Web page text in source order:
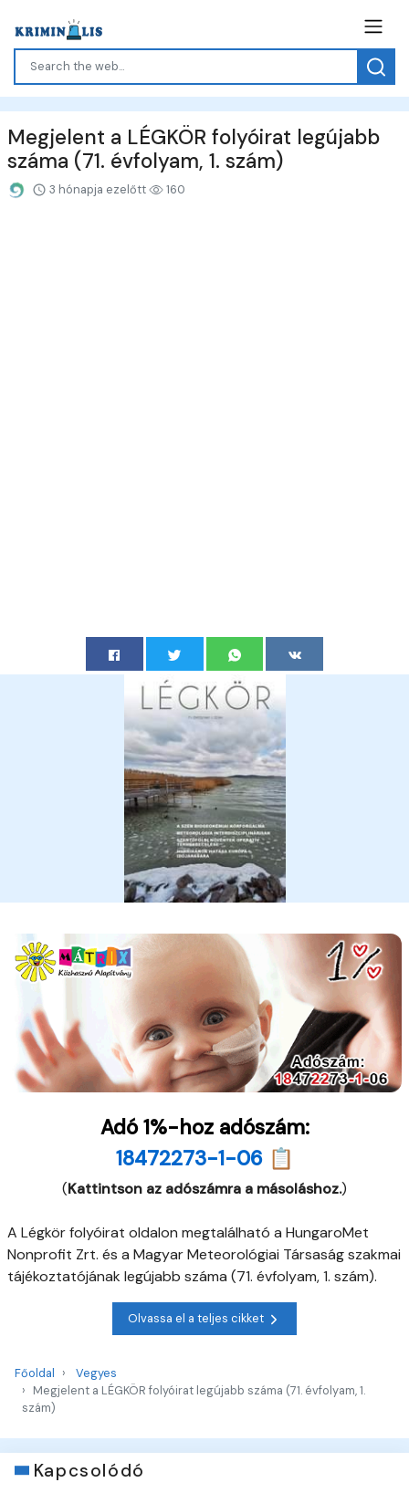
Megjelent a LÉGKÖR folyóirat legújabb
száma (71. évfolyam, 1. szám)
3 hónapja ezelőtt 160
Adó 1%-hoz adószám:
18472273-1-06 📋
(Kattintson az adószámra a másoláshoz.)
A Légkör folyóirat oldalon megtalálható a HungaroMet
Nonprofit Zrt. és a Magyar Meteorológiai Társaság szakmai
tájékoztatójának legújabb száma (71. évfolyam, 1. szám).
Olvassa el a teljes cikket
Főoldal
Vegyes
Megjelent a LÉGKÖR folyóirat legújabb száma (71. évfolyam, 1.
szám)
Kapcsolódó